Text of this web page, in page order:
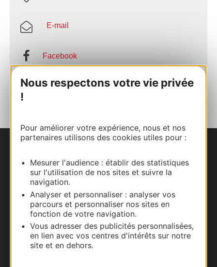
Nous respectons votre vie privée
!
Pour améliorer votre expérience, nous et nos
partenaires utilisons des cookies utiles pour :
Mesurer l'audience : établir des statistiques
sur l'utilisation de nos sites et suivre la
navigation.
Analyser et personnaliser : analyser vos
parcours et personnaliser nos sites en
fonction de votre navigation.
Vous adresser des publicités personnalisées,
en lien avec vos centres d'intérêts sur notre
site et en dehors.
E-mail
Facebook
AJOUTER
AU CARNET
Carte interactive
Documentation